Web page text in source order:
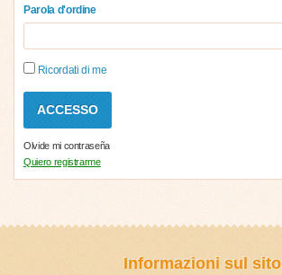
Parola d'ordine
Ricordati di me
Olvide mi contraseña
Quiero registrarme
Informazioni sul sito